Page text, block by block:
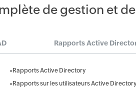
de gestion et
Rapports Active
» Rapports Active Directory
» Rapports sur les utilisateurs Active Directory